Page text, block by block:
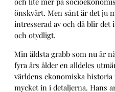
önskvärt. Men sånt är det ju
intresserad av och då blir
och otydligt.
Min äldsta grabb som nu är
fyra års ålder en alldeles
världens ekonomiska
mycket in i detaljerna. Hans